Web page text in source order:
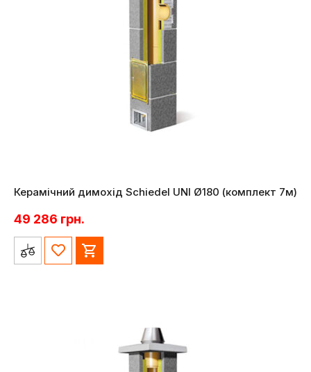
Керамічний димохід Schiedel UNI Ø180 (комплект 7м)
49 286 грн.